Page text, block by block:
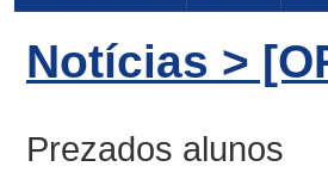
Notícias >
Prezados alunos